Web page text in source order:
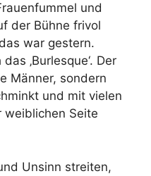
und
der Bühne frivol
war gestern.
‚Burlesque‘. Der
Männer, sondern
und mit vielen
weiblichen Seite
Unsinn streiten,